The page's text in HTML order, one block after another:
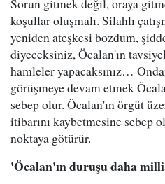
Sorun gitmek değil, oraya
koşullar oluşmalı. Silahlı
yeniden ateşkesi bozdum,
diyeceksiniz, Öcalan'ın
hamleler yapacaksınız…
görüşmeye devam etmek
sebep olur. Öcalan'ın örgüt
itibarını kaybetmesine sebep
noktaya götürür.
'Öcalan'ın duruşu daha